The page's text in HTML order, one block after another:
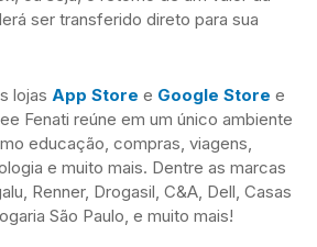
ser transferido direto para sua
lojas App Store e Google Store e
Fenati reúne em um único ambiente
educação, compras, viagens,
e muito mais. Dentre as marcas
Renner, Drogasil, C&A, Dell, Casas
São Paulo, e muito mais!